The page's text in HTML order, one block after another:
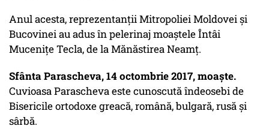
Anul acesta, reprezentanții Mitropoliei Moldovei și
Bucovinei au adus în pelerinaj moaștele Întâi
Mucenițe Tecla, de la Mănăstirea Neamț.
Sfânta Parascheva, 14 octombrie 2017, moaște.
Cuvioasa Parascheva este cunoscută îndeosebi de
Bisericile ortodoxe greacă, română, bulgară, rusă și
sârbă.